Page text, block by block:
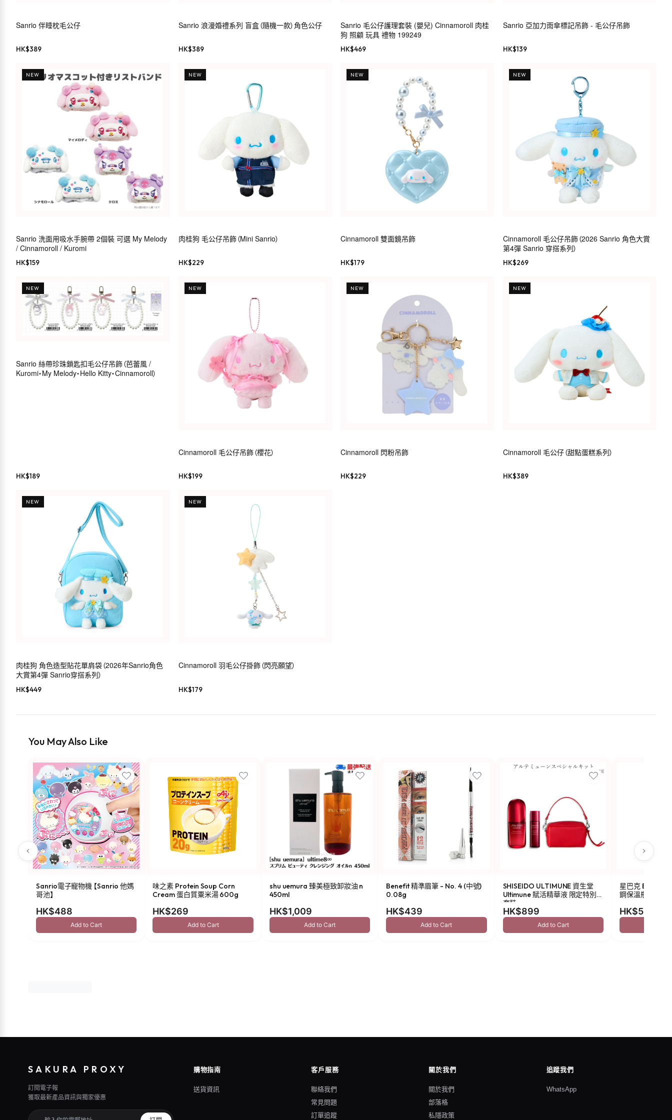
Sanrio 伴睡枕毛公仔
HK$389
Sanrio 浪漫婚禮系列 盲盒（隨機一款）角色公仔
HK$389
Sanrio 毛公仔護理套裝 (嬰兒) Cinnamoroll 肉桂
狗 照顧 玩具 禮物 199249
HK$469
Sanrio 亞加力雨傘標記吊飾 - 毛公仔吊飾
HK$139
NEW
Sanrio 洗面用吸水手腕帶 2個裝 可選 My Melody
/ Cinnamoroll / Kuromi
HK$159
NEW
肉桂狗 毛公仔吊飾（Mini Sanrio）
HK$229
NEW
Cinnamoroll 雙面鏡吊飾
HK$179
NEW
Cinnamoroll 毛公仔吊飾（2026 Sanrio 角色大賞
第4彈 Sanrio 穿搭系列）
HK$269
NEW
Sanrio 絲帶珍珠鎖匙扣毛公仔吊飾（芭蕾風 /
Kuromi・My Melody・Hello Kitty・Cinnamoroll）
HK$189
NEW
Cinnamoroll 毛公仔吊飾（櫻花）
HK$199
NEW
Cinnamoroll 閃粉吊飾
HK$229
NEW
Cinnamoroll 毛公仔（甜點蛋糕系列）
HK$389
NEW
肉桂狗 角色造型貼花單肩袋（2026年Sanrio角色
大賞第4彈 Sanrio穿搭系列）
HK$449
NEW
Cinnamoroll 羽毛公仔掛飾（閃亮願望）
HK$179
You May Also Like
Sanrio電子寵物機 【Sanrio 他媽
哥池】
HK$488
Add to Cart
味之素 Protein Soup Corn
Cream 蛋白質粟米湯 600g
HK$269
Add to Cart
shu uemura 臻美極致卸妝油 n
450ml
HK$1,009
Add to Cart
Benefit 精準眉筆 - No. 4 (中號)
0.08g
HK$439
Add to Cart
SHISEIDO ULTIMUNE 資生堂
Ultimune 賦活精華液 限定特別
套裝
HK$899
Add to Cart
星巴克 Been
鋼保溫瓶 473ml
HK$549
SAKURA PROXY
訂閱電子報
獲取最新產品資訊與獨家優惠
購物指南
送貨資訊
客戶服務
聯絡我們
常見問題
訂單追蹤
關於我們
關於我們
部落格
私隱政策
追蹤我們
WhatsApp